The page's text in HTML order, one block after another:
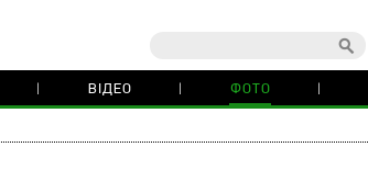
ВІДЕО ФОТО